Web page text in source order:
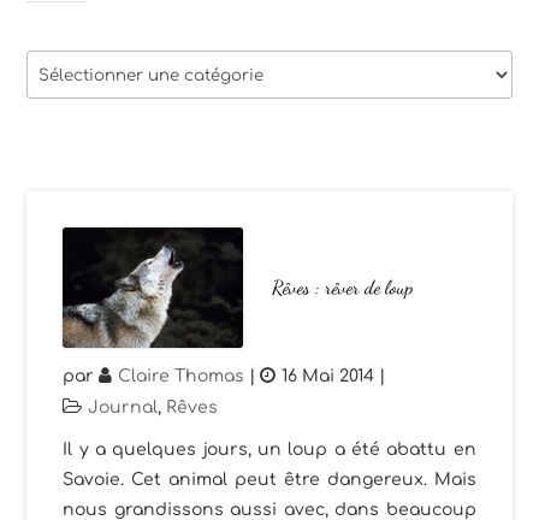
Rêves : rêver de loup
par Claire Thomas | 16 Mai 2014
Journal, Rêves
Il y a quelques jours, un loup a été abattu en
Savoie. Cet animal peut être dangereux. Mais
nous grandissons aussi avec, dans beaucoup
Thèmes
des